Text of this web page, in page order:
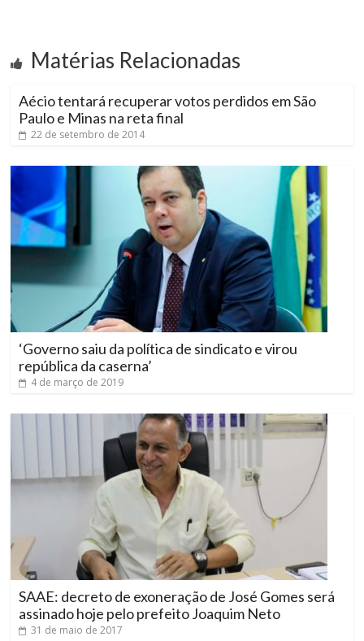
Matérias Relacionadas
Aécio tentará recuperar votos perdidos em São
Paulo e Minas na reta final
22 de setembro de 2014
‘Governo saiu da política de sindicato e virou
república da caserna’
4 de março de 2019
SAAE: decreto de exoneração de José Gomes será
assinado hoje pelo prefeito Joaquim Neto
31 de maio de 2017